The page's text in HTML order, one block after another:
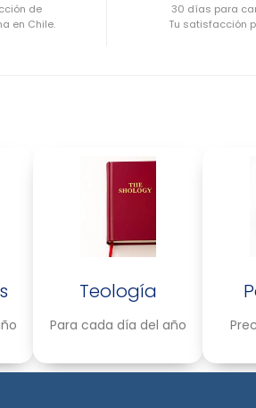
de
en Chile.
30 días para
Tu satisfacción
Teología
Para cada día del año